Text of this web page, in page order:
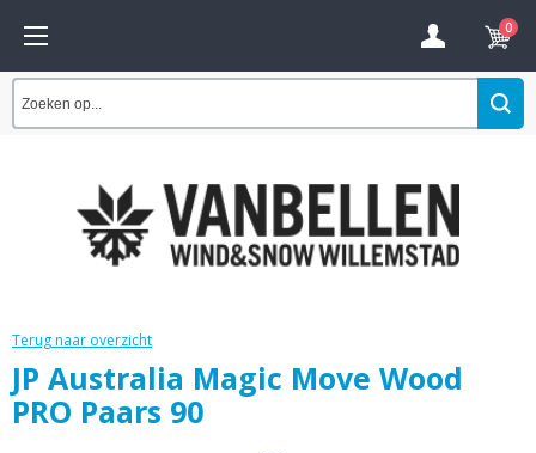
0
Terug naar overzicht
JP Australia Magic Move Wood
PRO Paars 90